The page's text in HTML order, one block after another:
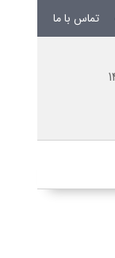
تماس با ما